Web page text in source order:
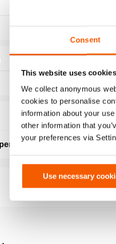
Consent
This website uses cookies
We collect anonymous
cookies to personalise
information about your
other information that
your preferences via
Use necessary